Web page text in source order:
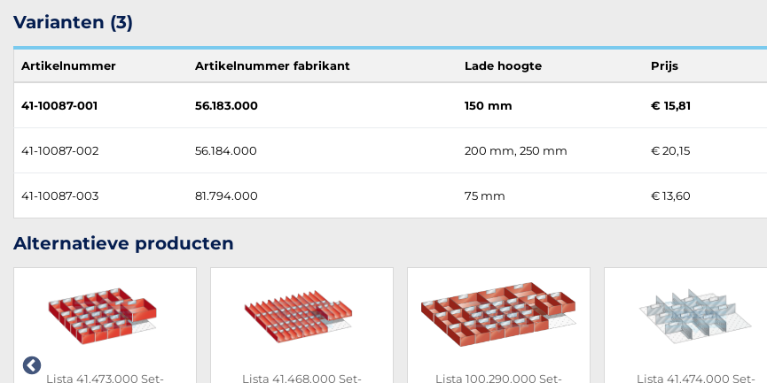
Varianten (3)
Artikelnummer Artikelnummer fabrikant Lade hoogte Prijs
41-10087-001 56.183.000 150 mm € 15,81
41-10087-002 56.184.000 200 mm, 250 mm € 20,15
41-10087-003 81.794.000 75 mm € 13,60
Alternatieve producten
Lista 41.473.000 Set- Lista 41.468.000 Set- Lista 100.290.000 Set- Lista 41.474.000 Set-